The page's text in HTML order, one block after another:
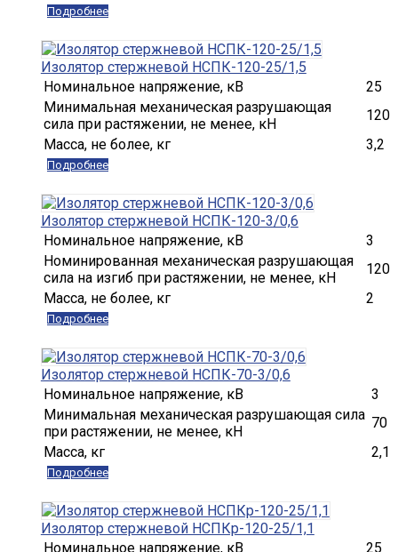
Подробнее
Изолятор стержневой НСПК-120-25/1,5
Номинальное напряжение, кВ
25
Минимальная механическая разрушающая
сила при растяжении, не менее, кН
120
Масса, не более, кг
3,2
Подробнее
Изолятор стержневой НСПК-120-3/0,6
Номинальное напряжение, кВ
3
Номинированная механическая разрушающая
сила на изгиб при растяжении, не менее, кН
120
Масса, не более, кг
2
Подробнее
Изолятор стержневой НСПК-70-3/0,6
Номинальное напряжение, кВ
3
Минимальная механическая разрушающая сила
при растяжении, не менее, кН
70
Масса, кг
2,1
Подробнее
Изолятор стержневой НСПКр-120-25/1,1
Номинальное напряжение, кВ
25